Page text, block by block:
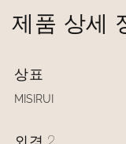
제품 상세
상표
MISIRUI